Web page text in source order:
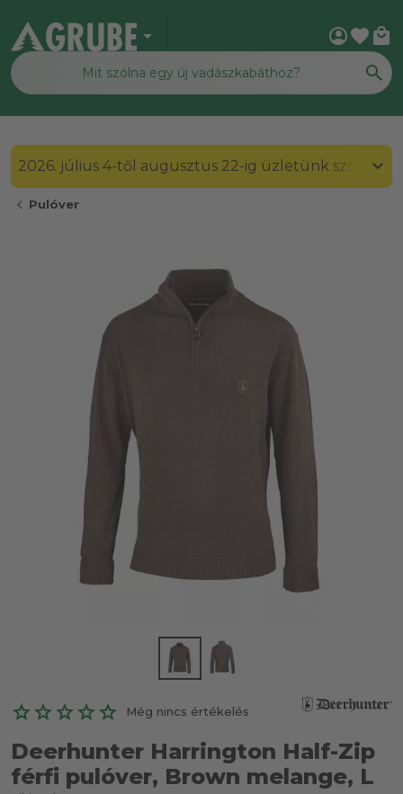
arrow_drop_down account_circlefavorite local_mall
2026. július 4-től augusztus 22-ig üzletünk
chevron_left Pulóver
Még nincs értékelés
Deerhunter Harrington Half-Zip
férfi pulóver, Brown melange, L